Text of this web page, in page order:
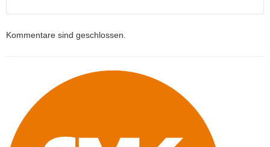
Kommentare sind geschlossen.